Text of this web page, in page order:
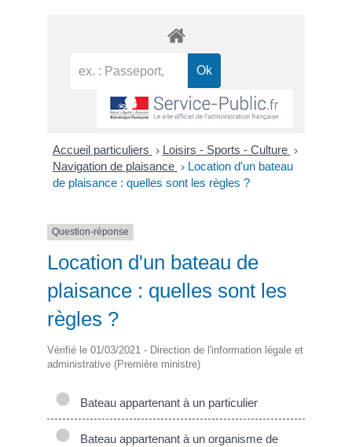
Accueil particuliers > Loisirs - Sports - Culture >
Navigation de plaisance > Location d'un bateau
de plaisance : quelles sont les règles ?
Question-réponse
Location d'un bateau de
plaisance : quelles sont les
règles ?
Vérifié le 01/03/2021 - Direction de l'information légale et
administrative (Première ministre)
Bateau appartenant à un particulier
Bateau appartenant à un organisme de